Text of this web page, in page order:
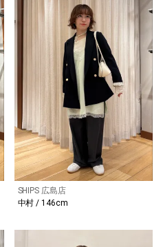
SHIPS 広島店
中村 / 146cm